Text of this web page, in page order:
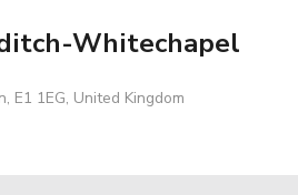
Whitechapel
E1 1EG, United Kingdom